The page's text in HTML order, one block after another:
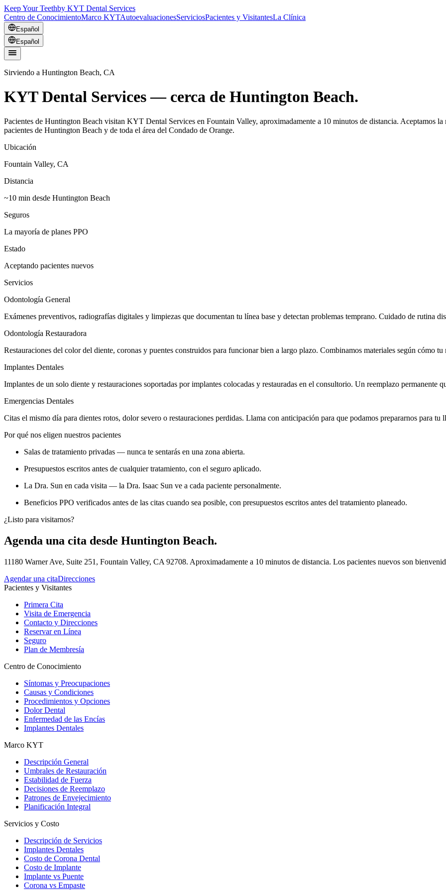
Keep Your Teethby KYT Dental Services
Centro de ConocimientoMarco KYTAutoevaluacionesServiciosPacientes y VisitantesLa Clínica
Español
Español
Sirviendo a Huntington Beach, CA
KYT Dental Services — cerca de Huntington Beach.
Pacientes de Huntington Beach visitan KYT Dental Services en Fountain Valley, aproximadamente a 10 minutos de distancia. Aceptamos la
pacientes de Huntington Beach y de toda el área del Condado de Orange.
Ubicación
Fountain Valley, CA
Distancia
~10 min desde Huntington Beach
Seguros
La mayoría de planes PPO
Estado
Aceptando pacientes nuevos
Servicios
Odontología General
Exámenes preventivos, radiografías digitales y limpiezas que documentan tu línea base y detectan problemas temprano. Cuidado de rutina
Odontología Restauradora
Restauraciones del color del diente, coronas y puentes construidos para funcionar bien a largo plazo. Combinamos materiales según cómo
Implantes Dentales
Implantes de un solo diente y restauraciones soportadas por implantes colocadas y restauradas en el consultorio. Un reemplazo permanente
Emergencias Dentales
Citas el mismo día para dientes rotos, dolor severo o restauraciones perdidas. Llama con anticipación para que podamos prepararnos para tu
Por qué nos eligen nuestros pacientes
Salas de tratamiento privadas — nunca te sentarás en una zona abierta.
Presupuestos escritos antes de cualquier tratamiento, con el seguro aplicado.
La Dra. Sun en cada visita — la Dra. Isaac Sun ve a cada paciente personalmente.
Beneficios PPO verificados antes de las citas cuando sea posible, con presupuestos escritos antes del tratamiento planeado.
¿Listo para visitarnos?
Agenda una cita desde Huntington Beach.
11180 Warner Ave, Suite 251, Fountain Valley, CA 92708. Aproximadamente a 10 minutos de distancia. Los pacientes nuevos son
Agendar una citaDirecciones
Pacientes y Visitantes
Primera Cita
Visita de Emergencia
Contacto y Direcciones
Reservar en Línea
Seguro
Plan de Membresía
Centro de Conocimiento
Síntomas y Preocupaciones
Causas y Condiciones
Procedimientos y Opciones
Dolor Dental
Enfermedad de las Encías
Implantes Dentales
Marco KYT
Descripción General
Umbrales de Restauración
Estabilidad de Fuerza
Decisiones de Reemplazo
Patrones de Envejecimiento
Planificación Integral
Servicios y Costo
Descripción de Servicios
Implantes Dentales
Costo de Corona Dental
Costo de Implante
Implante vs Puente
Corona vs Empaste